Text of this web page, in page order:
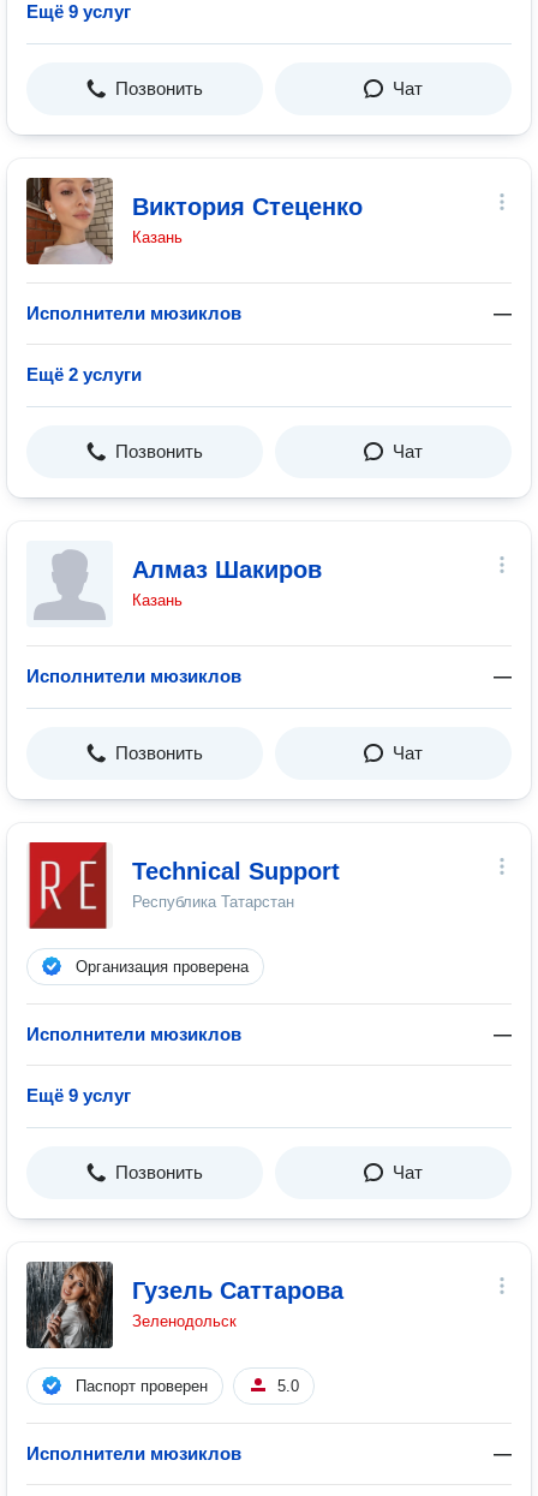
Ещё 9 услуг
Позвонить Чат
Виктория Стеценко
Казань
Исполнители мюзиклов —
Ещё 2 услуги
Позвонить Чат
Алмаз Шакиров
Казань
Исполнители мюзиклов —
Позвонить Чат
Technical Support
Республика Татарстан
Организация проверена
Исполнители мюзиклов —
Ещё 9 услуг
Позвонить Чат
Гузель Саттарова
Зеленодольск
Паспорт проверен 5.0
Исполнители мюзиклов —